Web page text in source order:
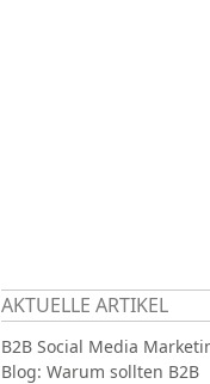
AKTUELLE ARTIKEL
B2B Social Media
Blog: Warum sollten B2B